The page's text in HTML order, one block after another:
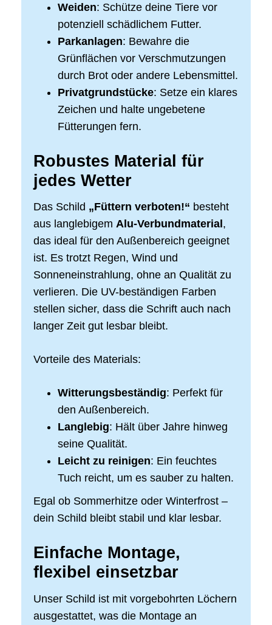
Weiden: Schütze deine Tiere vor
potenziell schädlichem Futter.
Parkanlagen: Bewahre die
Grünflächen vor Verschmutzungen
durch Brot oder andere Lebensmittel.
Privatgrundstücke: Setze ein klares
Zeichen und halte ungebetene
Fütterungen fern.
Robustes Material für
jedes Wetter
Das Schild „Füttern verboten!“ besteht
aus langlebigem Alu-Verbundmaterial ,
das ideal für den Außenbereich geeignet
ist. Es trotzt Regen, Wind und
Sonneneinstrahlung, ohne an Qualität zu
verlieren. Die UV-beständigen Farben
stellen sicher, dass die Schrift auch nach
langer Zeit gut lesbar bleibt.
Vorteile des Materials:
Witterungsbeständig: Perfekt für
den Außenbereich.
Langlebig: Hält über Jahre hinweg
seine Qualität.
Leicht zu reinigen: Ein feuchtes
Tuch reicht, um es sauber zu halten.
Egal ob Sommerhitze oder Winterfrost –
dein Schild bleibt stabil und klar lesbar.
Einfache Montage,
flexibel einsetzbar
Unser Schild ist mit vorgebohrten Löchern
ausgestattet, was die Montage an